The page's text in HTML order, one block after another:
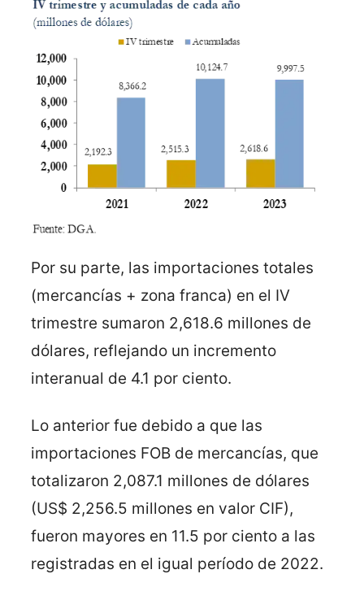
Por su parte, las importaciones totales
(mercancías + zona franca) en el IV
trimestre sumaron 2,618.6 millones de
dólares, reflejando un incremento
interanual de 4.1 por ciento.
Lo anterior fue debido a que las
importaciones FOB de mercancías, que
totalizaron 2,087.1 millones de dólares
(US$ 2,256.5 millones en valor CIF),
fueron mayores en 11.5 por ciento a las
registradas en el igual período de 2022.